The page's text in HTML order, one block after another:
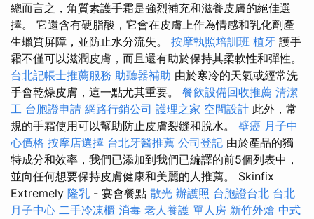
總而言之，角質素護手霜是強烈補充和滋養皮膚的絕佳選
擇。 它還含有硬脂酸，它會在皮膚上作為情感和乳化劑產
生蠟質屏障，並防止水分流失。 按摩執照培訓班 植牙 護手
霜不僅可以滋潤皮膚，而且還有助於保持其柔軟性和彈性。
台北記帳士推薦服務 助聽器補助 由於寒冷的天氣或經常洗
手會乾燥皮膚，這一點尤其重要。 餐飲設備回收推薦 清潔
工 台胞證申請 網路行銷公司 護理之家 空間設計 此外，常
規的手霜使用可以幫助防止皮膚裂縫和脫水。 壁癌 月子中
心價格 按摩店選擇 台北牙醫推薦 公司登記 由於產品的獨
特成分和效率，我們已添加到我們已編譯的前5個列表中，
並向任何想要保持皮膚健康和美麗的人推薦。 Skinfix
Extremely 隆乳 - 宴會餐點 散光 辦護照 台胞證台北 台北
月子中心 二手冷凍櫃 消毒 老人養護 單人房 新竹外燴 中式